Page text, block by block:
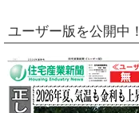
ユーザー版を公開中！